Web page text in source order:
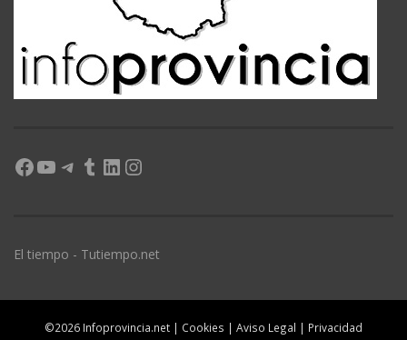
Facebook
YouTube
Telegram
Tumblr
LinkedIn
Instagram
El tiempo - Tutiempo.net
©2026 Infoprovincia.net | Cookies | Aviso Legal | Privacidad